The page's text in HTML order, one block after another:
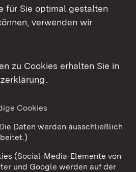
Kontakt
Datenschutz
für Sie optimal gestalten
verwenden wir
zu Cookies erhalten Sie in
.
Cookies
Daten werden ausschließlich
(Social-Media-Elemente von
und Google werden auf der